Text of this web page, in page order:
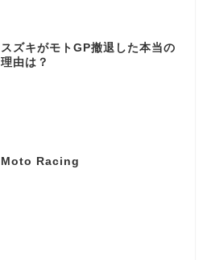
スズキがモトGP撤退した本当の
理由は？
Moto Racing